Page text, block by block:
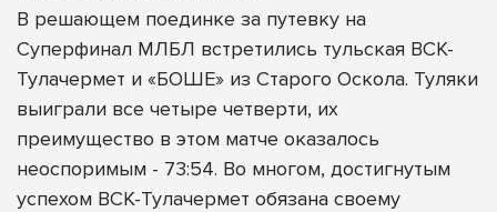
В решающем поединке за путевку на
Суперфинал МЛБЛ встретились тульская ВСК-
Тулачермет и «БОШЕ» из Старого Оскола. Туляки
выиграли все четыре четверти, их
преимущество в этом матче оказалось
неоспоримым - 73:54. Во многом, достигнутым
успехом ВСК-Тулачермет обязана своему